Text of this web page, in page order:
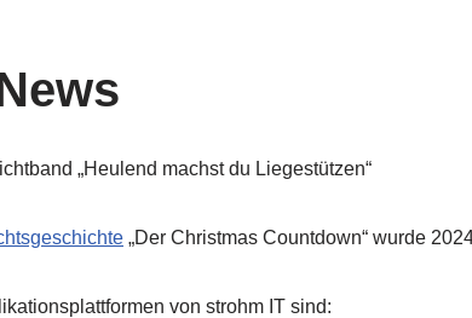
„Heulend machst du Liegestützen“
„Der Christmas Countdown“ wurde
von strohm IT sind: